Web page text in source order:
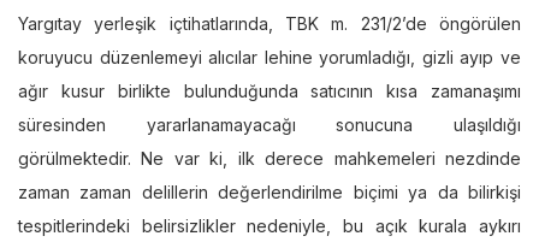
Yargıtay yerleşik içtihatlarında, TBK m. 231/2’de öngörülen
koruyucu düzenlemeyi alıcılar lehine yorumladığı, gizli ayıp ve
ağır kusur birlikte bulunduğunda satıcının kısa zamanaşımı
süresinden yararlanamayacağı sonucuna ulaşıldığı
görülmektedir. Ne var ki, ilk derece mahkemeleri nezdinde
zaman zaman delillerin değerlendirilme biçimi ya da bilirkişi
tespitlerindeki belirsizlikler nedeniyle, bu açık kurala aykırı